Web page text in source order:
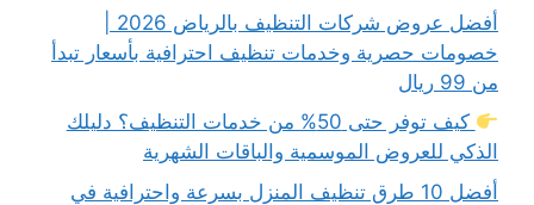
خصومات حصرية وخدمات تنظيف احترافية بأسعار تبدأ
من 99 ريال
كيف توفر حتى 50% من خدمات التنظيف؟ دليلك
الذكي للعروض الموسمية والباقات الشهرية
أفضل 10 طرق تنظيف المنزل بسرعة واحترافية في